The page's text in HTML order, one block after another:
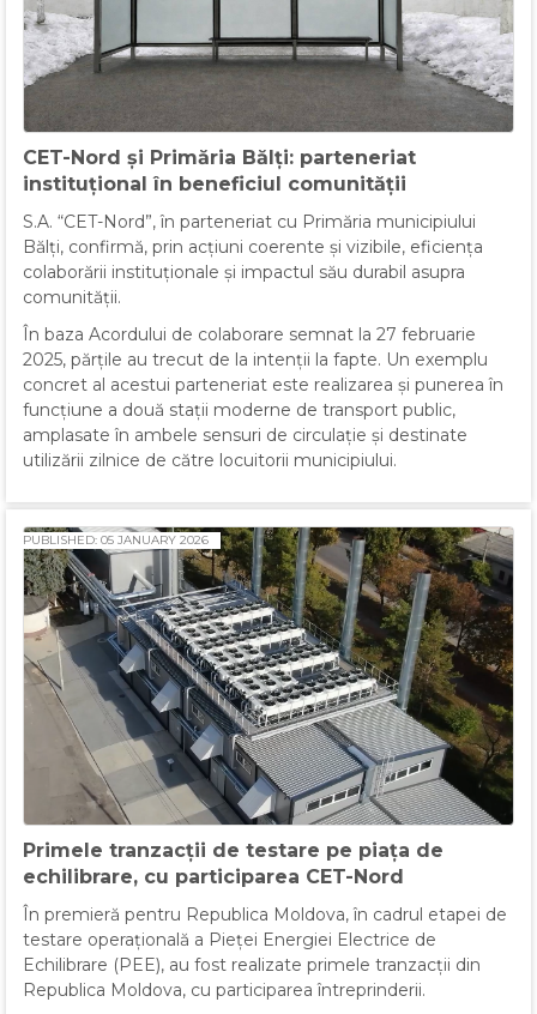
CET-Nord și Primăria Bălți: parteneriat
instituțional în beneficiul comunității
S.A. “CET-Nord”, în parteneriat cu Primăria municipiului
Bălți, confirmă, prin acțiuni coerente și vizibile, eficiența
colaborării instituționale și impactul său durabil asupra
comunității.
În baza Acordului de colaborare semnat la 27 februarie
2025, părțile au trecut de la intenții la fapte. Un exemplu
concret al acestui parteneriat este realizarea și punerea în
funcțiune a două stații moderne de transport public,
amplasate în ambele sensuri de circulație și destinate
utilizării zilnice de către locuitorii municipiului.
Primele tranzacții de testare pe piața de
echilibrare, cu participarea CET-Nord
PUBLISHED: 05 JANUARY 2026
În premieră pentru Republica Moldova, în cadrul etapei de
testare operațională a Pieței Energiei Electrice de
Echilibrare (PEE), au fost realizate primele tranzacții din
Republica Moldova, cu participarea întreprinderii.